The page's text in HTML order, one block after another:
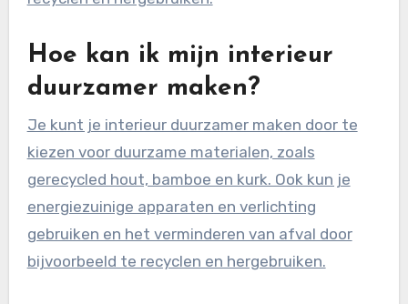
Hoe kan ik mijn interieur
duurzamer maken?
Je kunt je interieur duurzamer maken door te
kiezen voor duurzame materialen, zoals
gerecycled hout, bamboe en kurk. Ook kun je
energiezuinige apparaten en verlichting
gebruiken en het verminderen van afval door
bijvoorbeeld te recyclen en hergebruiken.